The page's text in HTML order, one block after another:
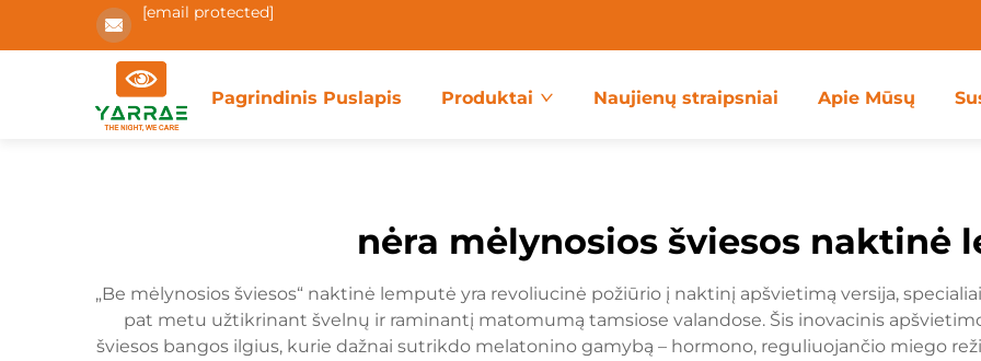
[email protected]
Pagrindinis Puslapis Produktai Naujienų straipsniai Apie Mūsų
nėra mėlynosios šviesos naktinė
„Be mėlynosios šviesos“ naktinė lemputė yra revoliucinė požiūrio į naktinį apšvietimą versija,
pat metu užtikrinant švelnų ir raminantį matomumą tamsiose valandose. Šis inovacinis
šviesos bangos ilgius, kurie dažnai sutrikdo melatonino gamybą – hormono, reguliuojančio miego